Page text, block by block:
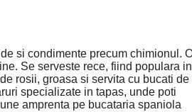
si condimente precum chimionul.
Se serveste rece, fiind populara in
rosii, groasa si servita cu bucati de
specializate in tapas, unde poti
amprenta pe bucataria spaniola